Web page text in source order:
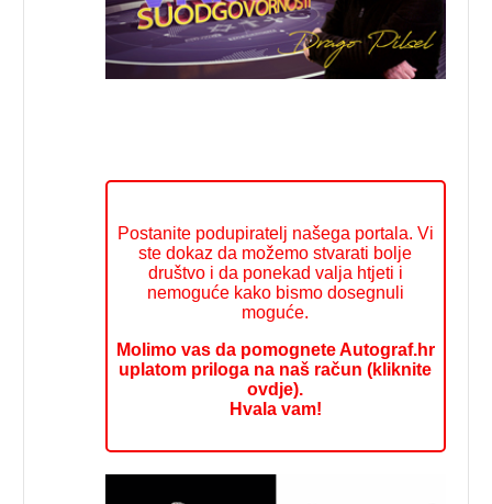
Postanite podupiratelj našega portala. Vi
ste dokaz da možemo stvarati bolje
društvo i da ponekad valja htjeti i
nemoguće kako bismo dosegnuli
moguće.
Molimo vas da pomognete Autograf.hr
uplatom priloga na naš račun (kliknite
ovdje).
Hvala vam!